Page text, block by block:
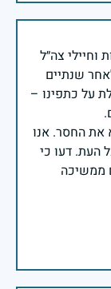
וחיילי צה״ל
שנתיים
על כתפינו –
את החסר. אנו
העת. דעו כי
ממשיכה